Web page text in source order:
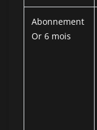
Abonnement
Or 6 mois